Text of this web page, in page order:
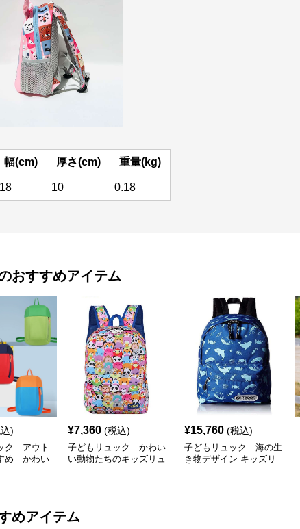
幅(cm) 厚さ(cm) 重量(kg)
18 10 0.18
おすすめアイテム
)
ク アウト
め かわい
¥7,360 (税込)
子どもリュック かわい
い動物たちのキッズリュ
¥15,760 (税込)
子どもリュック 海の生
き物デザイン キッズリ
めアイテム